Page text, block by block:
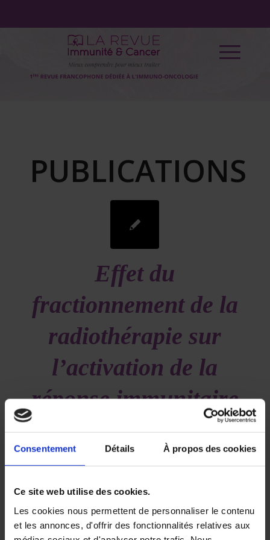
Consentement Détails À propos des cookies
Ce site web utilise des cookies.
Les cookies nous permettent de personnaliser le contenu
et les annonces, d'offrir des fonctionnalités relatives aux
PUBLICATIONS
Effet du
fractionnement de la
radiothérapie sur
l’activation de la
réponse immunitaire
anti tumorale et sur
l’efficacité de
l’association avec un
anti-PD1